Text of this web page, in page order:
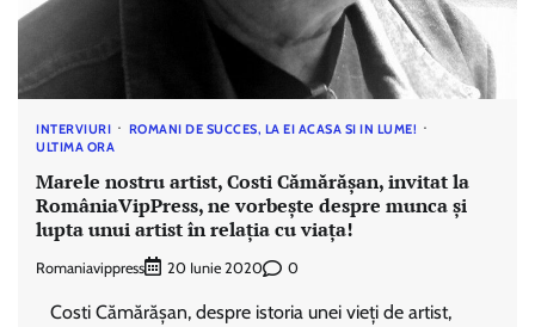
INTERVIURI
ROMANI DE SUCCES, LA EI ACASA SI IN LUME!
ULTIMA ORA
Marele nostru artist, Costi Cămărășan, invitat la
RomâniaVipPress, ne vorbește despre munca și
lupta unui artist în relația cu viața!
Romaniavippress 20 Iunie 2020 0
Costi Cămărășan, despre istoria unei vieți de artist,